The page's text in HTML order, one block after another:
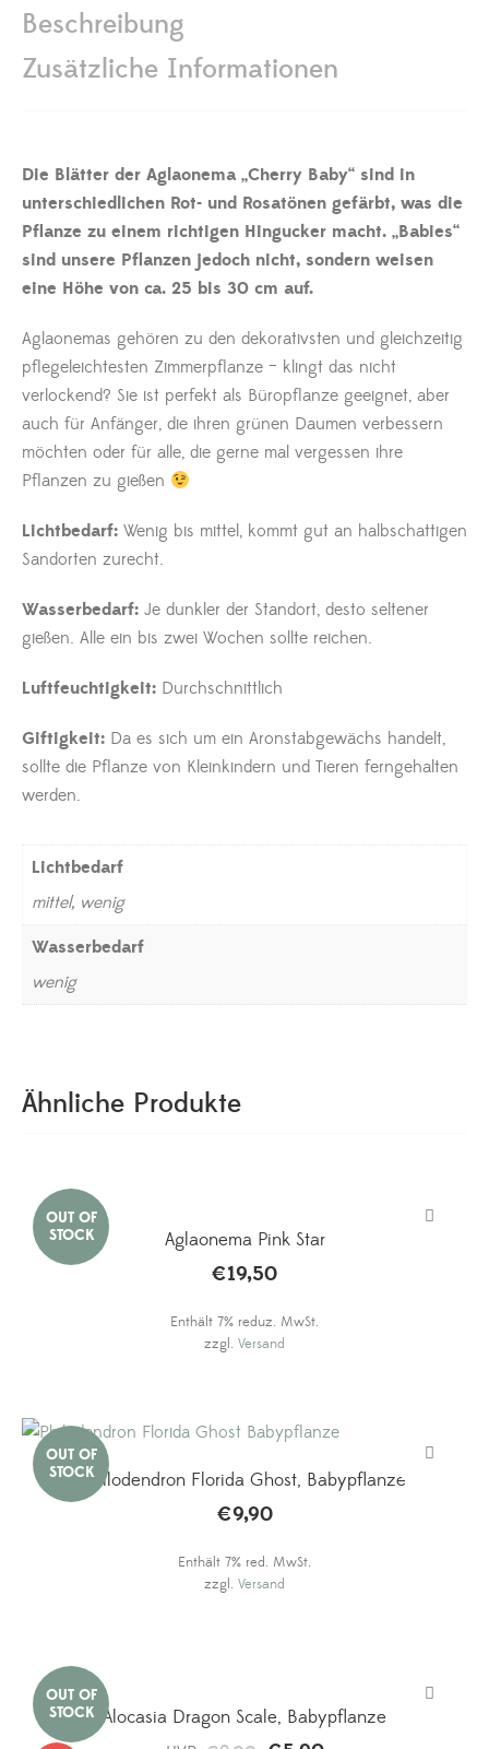
Beschreibung
Zusätzliche Informationen
Die Blätter der Aglaonema „Cherry Baby“ sind in
unterschiedlichen Rot- und Rosatönen gefärbt, was die
Pflanze zu einem richtigen Hingucker macht. „Babies“
sind unsere Pflanzen jedoch nicht, sondern weisen
eine Höhe von ca. 25 bis 30 cm auf.
Aglaonemas gehören zu den dekorativsten und gleichzeitig
pflegeleichtesten Zimmerpflanze – klingt das nicht
verlockend? Sie ist perfekt als Büropflanze geeignet, aber
auch für Anfänger, die ihren grünen Daumen verbessern
möchten oder für alle, die gerne mal vergessen ihre
Pflanzen zu gießen
Lichtbedarf: Wenig bis mittel, kommt gut an halbschattigen
Sandorten zurecht.
Wasserbedarf: Je dunkler der Standort, desto seltener
gießen. Alle ein bis zwei Wochen sollte reichen.
Luftfeuchtigkeit: Durchschnittlich
Giftigkeit: Da es sich um ein Aronstabgewächs handelt,
sollte die Pflanze von Kleinkindern und Tieren ferngehalten
werden.
Lichtbedarf
mittel, wenig
Wasserbedarf
wenig
Ähnliche Produkte
Aglaonema Pink Star
€19,50
Enthält 7% reduz. MwSt.
zzgl. Versand
Philodendron Florida Ghost, Babypflanze
€9,90
Enthält 7% red. MwSt.
zzgl. Versand
Alocasia Dragon Scale, Babypflanze